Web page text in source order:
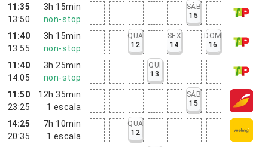
11:35
13:50
3h 15min
non-stop
SÁB
15
11:40
13:55
3h 15min
non-stop
QUA
12
SEX
14
DOM
16
11:40
14:05
3h 25min
non-stop
QUI
13
11:50
23:25
12h 35min
1 escala
SÁB
15
14:25
20:35
7h 10min
1 escala
QUA
12